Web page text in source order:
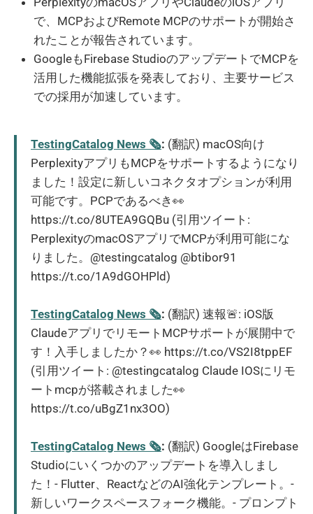
で、MCPおよびRemote MCPのサポートが開始さ
れたことが報告されています。
GoogleもFirebase StudioのアップデートでMCPを
活用した機能拡張を発表しており、主要サービス
での採用が加速しています。
TestingCatalog News 🗞: (翻訳) macOS向け
PerplexityアプリもMCPをサポートするようになり
ました！設定に新しいコネクタオプションが利用
可能です。PCPであるべき👀
https://t.co/8UTEA9GQBu (引用ツイート:
PerplexityのmacOSアプリでMCPが利用可能にな
りました。@testingcatalog @btibor91
https://t.co/1A9dGOHPld)
TestingCatalog News 🗞: (翻訳) 速報🚨: iOS版
ClaudeアプリでリモートMCPサポートが展開中で
す！入手しましたか？👀 https://t.co/VS2I8tppEF
(引用ツイート: @testingcatalog Claude IOSにリモ
ートmcpが搭載されました👀
https://t.co/uBgZ1nx3OO)
TestingCatalog News 🗞: (翻訳) GoogleはFirebase
Studioにいくつかのアップデートを導入しまし
た！- Flutter、ReactなどのAI強化テンプレート。-
新しいワークスペースフォーク機能。- プロンプト